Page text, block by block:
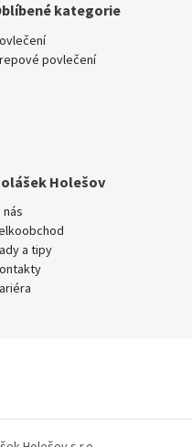
kategorie
povlečení
Holešov
nás
a tipy